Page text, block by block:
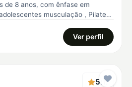
de 8 anos, com ênfase em
musculação , Pilates
Ver perfil
5(1)